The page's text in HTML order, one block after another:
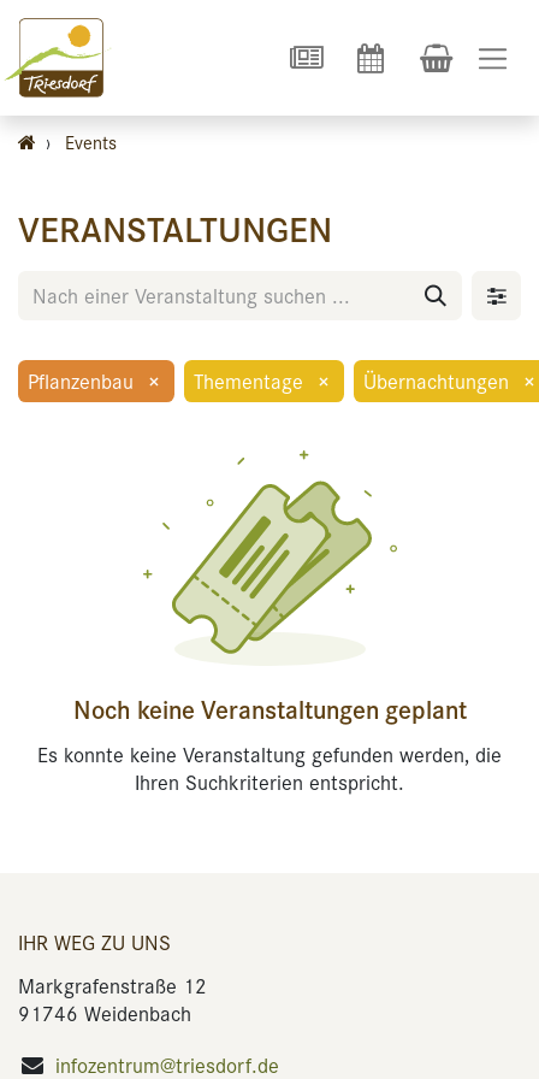
› Events
VERANSTALTUNGEN
Pflanzenbau × Thementage × Übernachtungen ×
Noch keine Veranstaltungen geplant
Es konnte keine Veranstaltung gefunden werden, die
Ihren Suchkriterien entspricht.
IHR WEG ZU UNS
Markgrafenstraße 12
91746 Weidenbach
infozentrum@triesdorf.de